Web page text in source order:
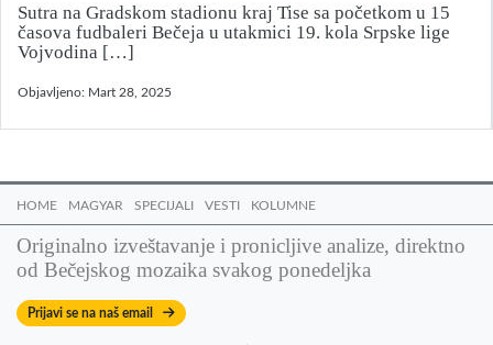
Sutra na Gradskom stadionu kraj Tise sa početkom u 15
časova fudbaleri Bečeja u utakmici 19. kola Srpske lige
Vojvodina […]
Objavljeno: Mart 28, 2025
HOME MAGYAR SPECIJALI VESTI KOLUMNE
Originalno izveštavanje i pronicljive analize, direktno
od Bečejskog mozaika svakog ponedeljka
Prijavi se na naš email